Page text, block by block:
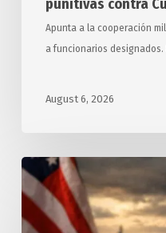
punitivas contra
Apunta a la cooperación
a funcionarios designados.
August 6, 2026
Exigen
relatores
expertos